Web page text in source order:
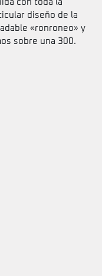
con toda la
diseño de la
«ronroneo» y
sobre una 300.